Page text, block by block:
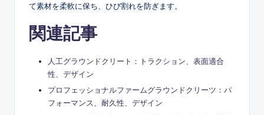
て素材を柔軟に保ち、ひび割れを防ぎます。
関連記事
人工グラウンドクリート：トラクション、表面適合
性、デザイン
プロフェッショナルファームグラウンドクリーツ：パ
フォーマンス、耐久性、デザイン